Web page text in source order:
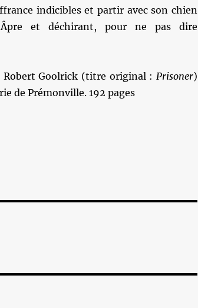
indicibles et partir avec son chien
et déchirant, pour ne pas dire
Robert Goolrick (titre original : Prisoner)
de Prémonville. 192 pages